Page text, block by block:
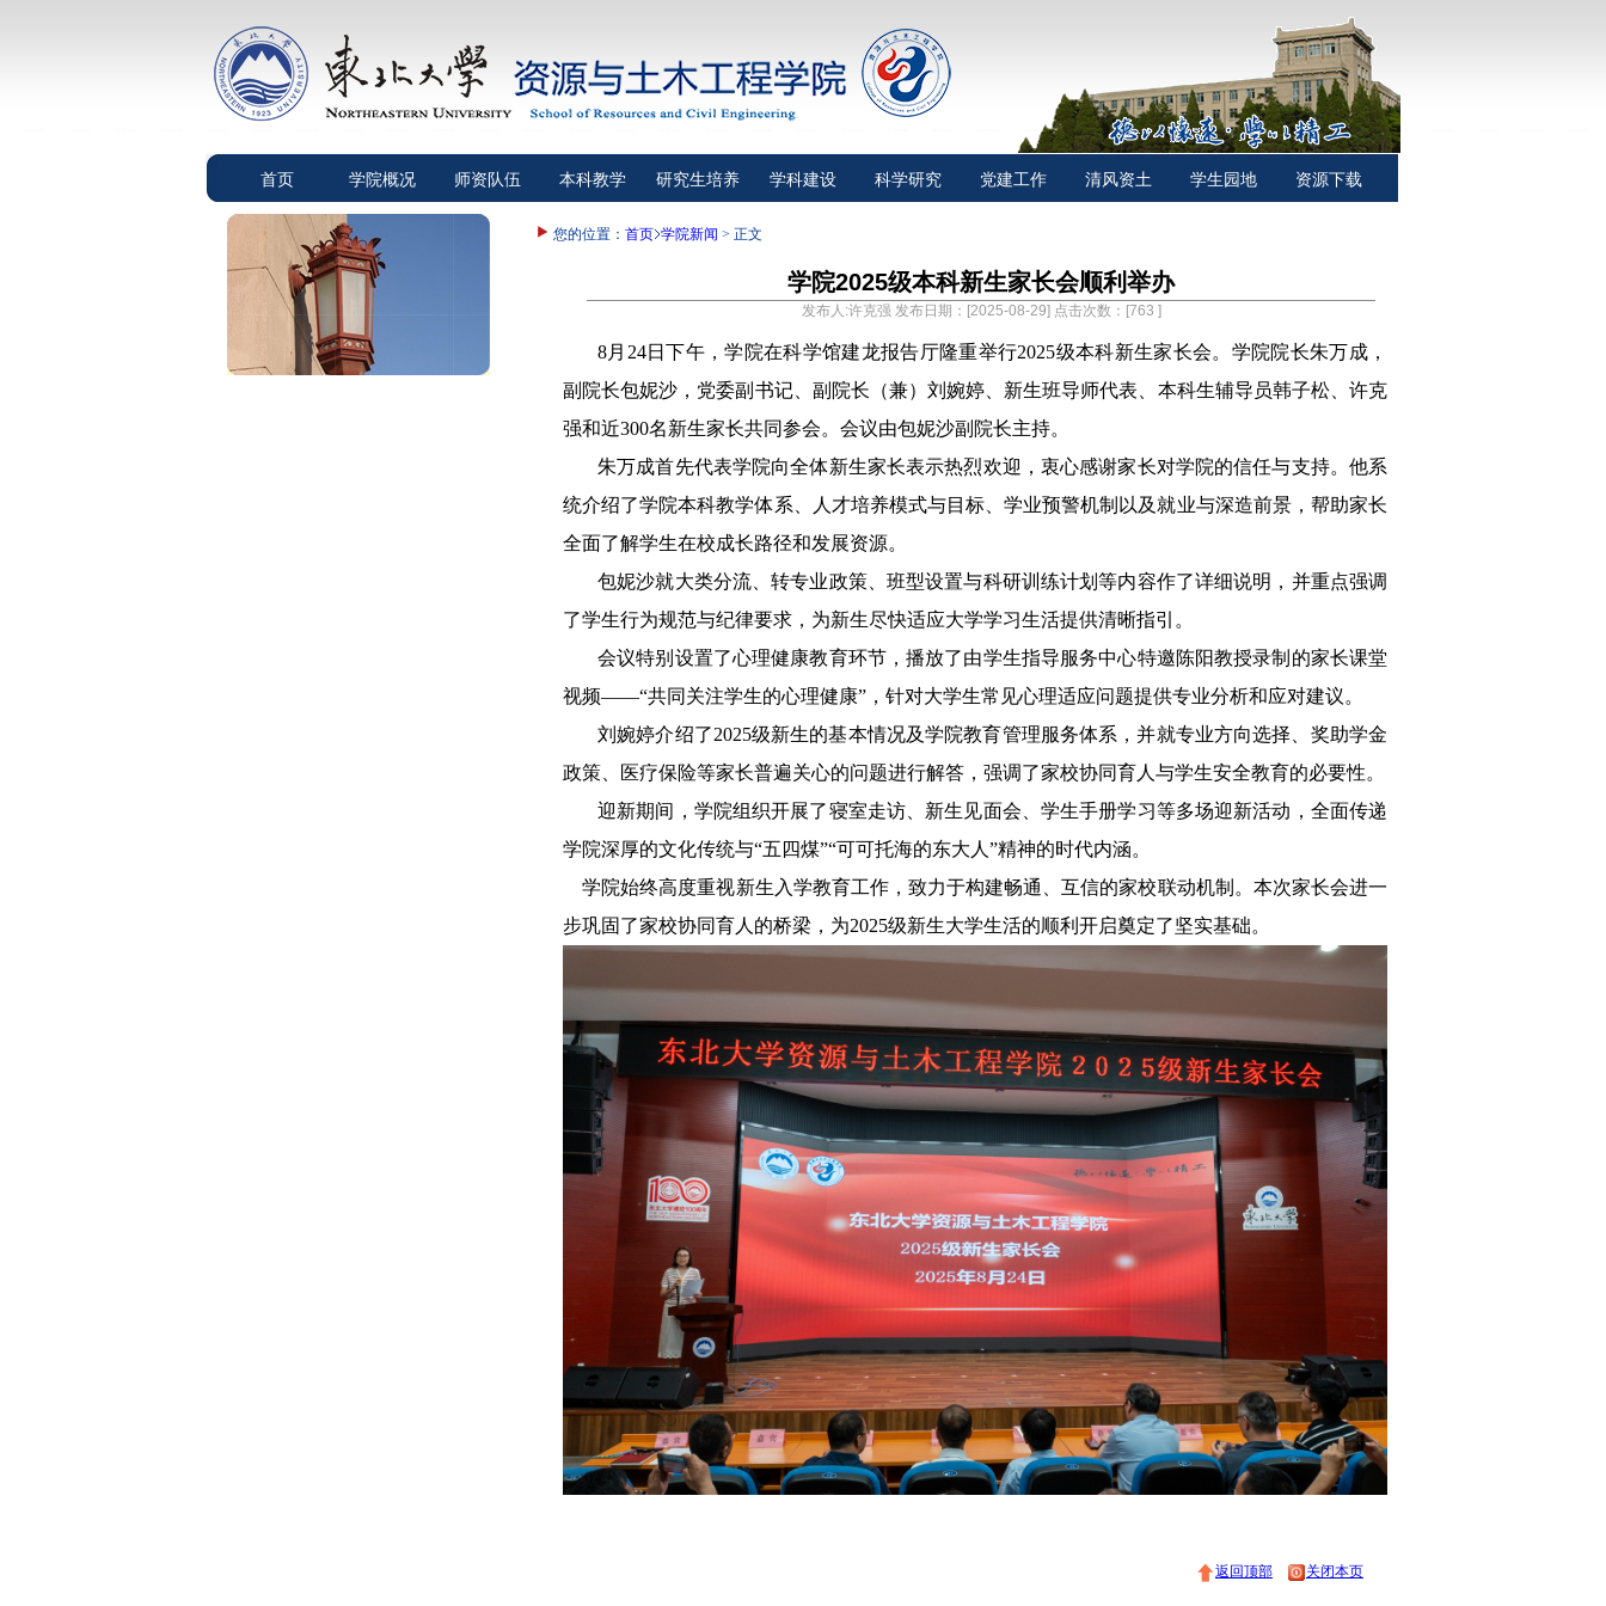
首页 学院概况 师资队伍 本科教学 研究生培养 学科建设 科学研究 党建工作 清风资土 学生园地 资源下载
您的位置： 首页 学院新闻 > 正文
学院2025级本科新生家长会顺利举办
发布人:许克强 发布日期：[2025-08-29] 点击次数：[763 ]
8月24日下午，学院在科学馆建龙报告厅隆重举行2025级本科新生家长会。学院院长朱万成 ，
副院长包妮沙 ， 党委副书记、副院长（兼）刘婉婷、新生班导师代表、本科生辅导员韩子松、 许克
强和近300名新生家长共同参会。会议由包妮沙副院长主持。
朱万成首先代表学院向全体新生家长表示热烈欢迎，衷心感谢家长对学院的信任与支持。他系
统介绍了学院本科教学体系、人才培养模式与目标、学业预警机制以及就业与深造前景，帮助家长
全面了解学生在校成长路径和发展资源。
包妮沙就大类分流、转专业政策、班型设置与科研训练计划等内容作了详细说明，并重点强调
了学生行为规范与纪律要求，为新生尽快适应大学学习生活提供清晰指引。
会议特别设置了心理健康教育环节，播放了由学生指导服务中心特邀陈阳教授录制的家长课堂
视频——“共同关注学生的心理健康”，针对大学生常见心理适应问题提供专业分析和应对建议。
刘婉婷介绍了2025级新生的基本情况及学院教育管理服务体系，并就专业方向选择、奖助学金
政策、医疗保险等家长普遍关心的问题进行解答，强调了家校协同育人与学生安全教育的必要性。
迎新期间 ，学院组织开展了寝室走访、新生见面会、学生手册学习等多场迎新活动，全面传递
学院深厚的文化传统与“五四煤”“可可托海的东大人”精神的时代内涵。
学院始终高度重视新生入学教育工作，致力于构建畅通、互信的家校联动机制。本次家长会进一
步巩固了家校协同育人的桥梁，为2025级新生大学生活的顺利开启奠定了坚实基础。
返回顶部 关闭本页